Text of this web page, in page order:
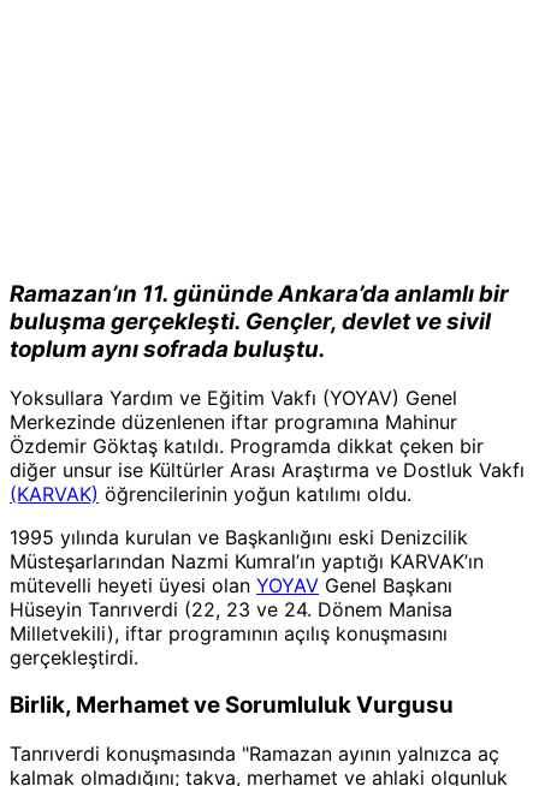
Ramazan’ın 11. gününde Ankara’da anlamlı bir
buluşma gerçekleşti. Gençler, devlet ve sivil
toplum aynı sofrada buluştu.
Yoksullara Yardım ve Eğitim Vakfı (YOYAV) Genel
Merkezinde düzenlenen iftar programına Mahinur
Özdemir Göktaş katıldı. Programda dikkat çeken bir
diğer unsur ise Kültürler Arası Araştırma ve Dostluk Vakfı
(KARVAK) öğrencilerinin yoğun katılımı oldu.
1995 yılında kurulan ve Başkanlığını eski Denizcilik
Müsteşarlarından Nazmi Kumral’ın yaptığı KARVAK’ın
mütevelli heyeti üyesi olan YOYAV Genel Başkanı
Hüseyin Tanrıverdi (22, 23 ve 24. Dönem Manisa
Milletvekili), iftar programının açılış konuşmasını
gerçekleştirdi.
Birlik, Merhamet ve Sorumluluk Vurgusu
Tanrıverdi konuşmasında "Ramazan ayının yalnızca aç
kalmak olmadığını; takva, merhamet ve ahlaki olgunluk